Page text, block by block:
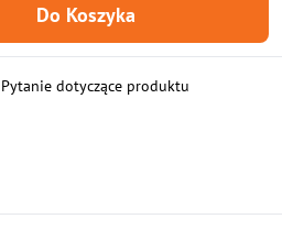
Do Koszyka
Pytanie dotyczące produktu